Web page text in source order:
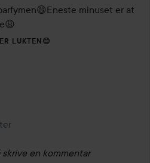
minuset er at
LUKTEN😊
skrive en kommentar